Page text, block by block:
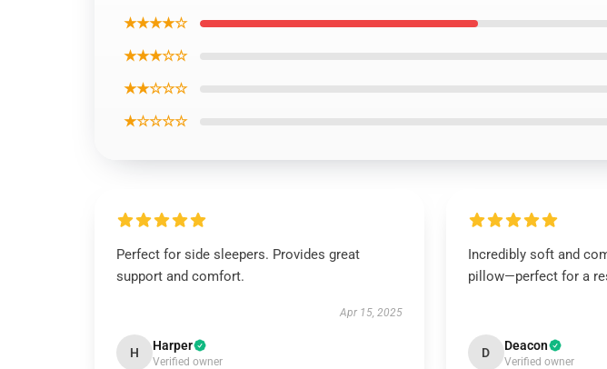
★★★★☆
★★★☆☆
★★☆☆☆
★☆☆☆☆
Perfect for side sleepers. Provides great
support and comfort.
Apr 15, 2025
H Harper
Verified owner
Incredibly soft and
pillow—perfect for a
D Deacon
Verified owner